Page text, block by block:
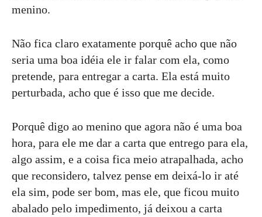
menino.
Não fica claro exatamente porquê acho que não
seria uma boa idéia ele ir falar com ela, como
pretende, para entregar a carta. Ela está muito
perturbada, acho que é isso que me decide.
Porquê digo ao menino que agora não é uma boa
hora, para ele me dar a carta que entrego para ela,
algo assim, e a coisa fica meio atrapalhada, acho
que reconsidero, talvez pense em deixá-lo ir até
ela sim, pode ser bom, mas ele, que ficou muito
abalado pelo impedimento, já deixou a carta